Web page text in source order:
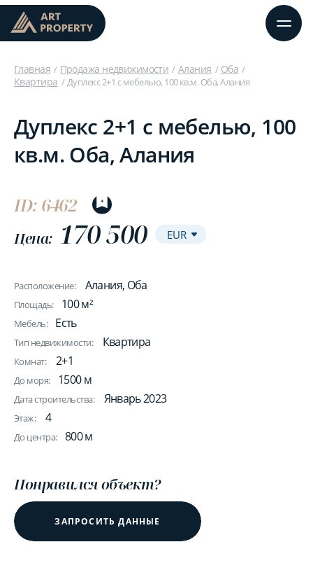
Главная Продажа недвижимости Алания
Оба
Квартира
Дуплекс 2+1 с мебелью, 100 кв.м. Оба, Алания
Дуплекс 2+1 с мебелью, 100
кв.м. Оба, Алания
ID: 6462
Цена: 170 500
Расположение: Алания, Оба
Площадь: 100 м²
Мебель: Есть
Тип недвижимости: Квартира
Комнат: 2+1
До моря: 1500 м
Дата строительства: Январь 2023
Этаж: 4
До центра: 800 м
Понравился объект?
ЗАПРОСИТЬ ДАННЫЕ